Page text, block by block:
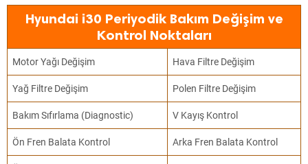
Hyundai i30 Periyodik Bakım Değişim ve
Kontrol Noktaları
Motor Yağı Değişim Hava Filtre Değişim
Yağ Filtre Değişim Polen Filtre Değişim
Bakım Sıfırlama (Diagnostic) V Kayış Kontrol
Ön Fren Balata Kontrol Arka Fren Balata Kontrol